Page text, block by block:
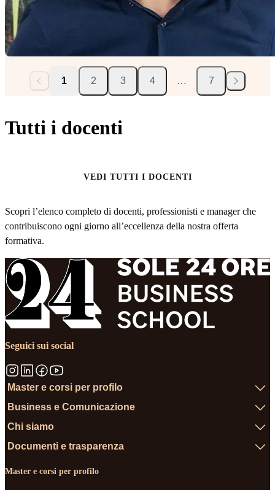
1 2 3 4 … 7
Tutti i docenti
VEDI TUTTI I DOCENTI
Scopri l’elenco completo di docenti, professionisti e manager che
contribuiscono ogni giorno all’eccellenza della nostra offerta
formativa.
Seguici sui social
Master e corsi per profilo
Business e Comunicazione
Chi siamo
Documenti e trasparenza
Master e corsi per profilo